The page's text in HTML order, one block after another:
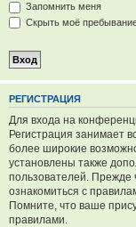
Запомнить меня
Скрыть моё
РЕГИСТРАЦИЯ
Для входа на
Регистрация занимает
более широкие
установлены также
пользователей. Прежде
ознакомиться с
Помните, что ваше
правилами.